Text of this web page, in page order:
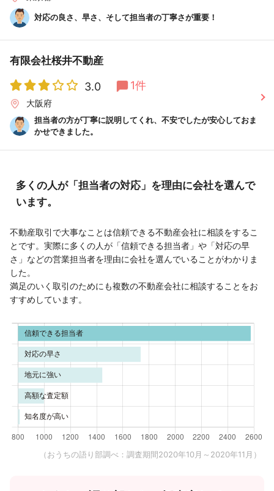
対応の良さ、早さ、そして担当者の丁寧さが重要！
有限会社桜井不動産
3.0 1件
大阪府
担当者の方が丁寧に説明してくれ、不安でしたが安心しておま
かせできました。
多くの人が「担当者の対応」を理由に会社を選んで
います。
不動産取引で大事なことは信頼できる不動産会社に相談をするこ
とです。実際に多くの人が「信頼できる担当者」や「対応の早
さ」などの営業担当者を理由に会社を選んでいることがわかりま
した。
満足のいく取引のためにも複数の不動産会社に相談することをお
すすめしています。
（おうちの語り部調べ：調査期間2020年10月～2020年11月）